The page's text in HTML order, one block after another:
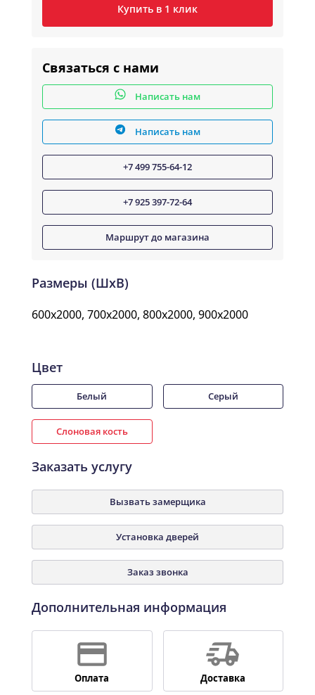
Купить в 1 клик
Связаться с нами
Написать нам
Написать нам
+7 499 755-64-12
+7 925 397-72-64
Маршрут до магазина
Размеры (ШxВ)
600x2000, 700x2000, 800x2000, 900x2000
Цвет
Белый Серый
Слоновая кость
Заказать услугу
Вызвать замерщика
Установка дверей
Заказ звонка
Дополнительная информация
Оплата Доставка